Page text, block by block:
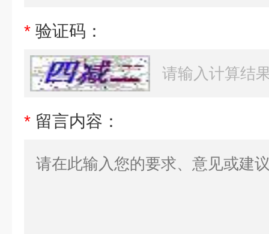
* 验证码：
* 留言内容：